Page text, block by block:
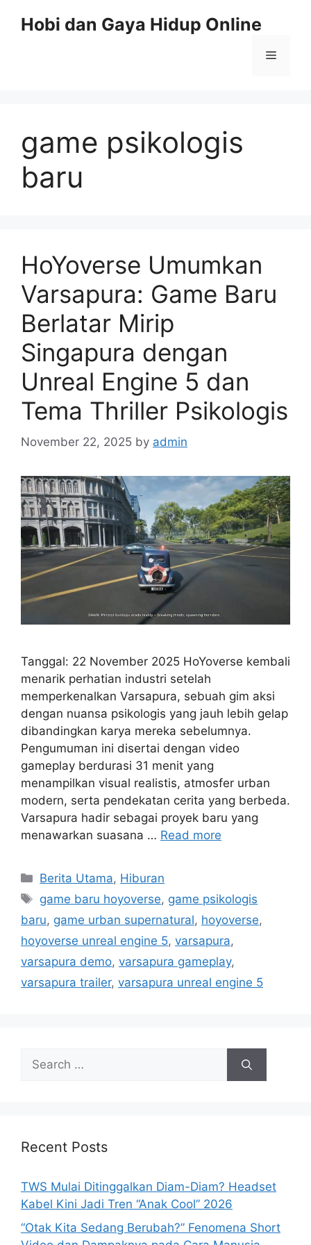
Hobi dan Gaya Hidup Online
Menu
game psikologis
baru
HoYoverse Umumkan
Varsapura: Game Baru
Berlatar Mirip
Singapura dengan
Unreal Engine 5 dan
Tema Thriller Psikologis
November 22, 2025 by admin
Tanggal: 22 November 2025 HoYoverse kembali
menarik perhatian industri setelah
memperkenalkan Varsapura, sebuah gim aksi
dengan nuansa psikologis yang jauh lebih gelap
dibandingkan karya mereka sebelumnya.
Pengumuman ini disertai dengan video
gameplay berdurasi 31 menit yang
menampilkan visual realistis, atmosfer urban
modern, serta pendekatan cerita yang berbeda.
Varsapura hadir sebagai proyek baru yang
menawarkan suasana … Read more
C
a
t
e
g
o
r
Berita Utama, Hiburan
T
a
s
game baru hoyoverse, game psikologis
baru, game urban supernatural, hoyoverse,
hoyoverse unreal engine 5, varsapura,
varsapura demo, varsapura gameplay,
varsapura trailer, varsapura unreal engine 5
h
r
:
Recent Posts
TWS Mulai Ditinggalkan Diam-Diam? Headset
Kabel Kini Jadi Tren “Anak Cool” 2026
“Otak Kita Sedang Berubah?” Fenomena Short